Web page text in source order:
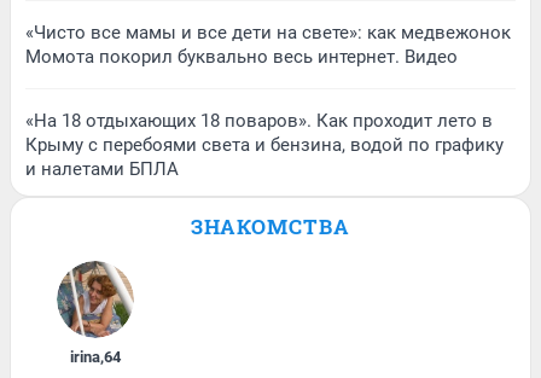
«Чисто все мамы и все дети на свете»: как медвежонок
Момота покорил буквально весь интернет. Видео
«На 18 отдыхающих 18 поваров». Как проходит лето в
Крыму с перебоями света и бензина, водой по графику
и налетами БПЛА
ЗНАКОМСТВА
irina,64